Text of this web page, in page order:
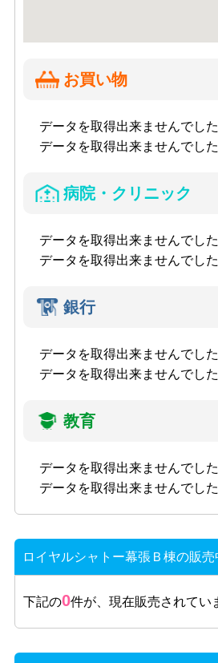
お買い物
データを取得出来ませんでした
データを取得出来ませんでした
病院・クリニック
データを取得出来ませんでした
データを取得出来ませんでした
銀行
データを取得出来ませんでした
データを取得出来ませんでした
教育
データを取得出来ませんでした
データを取得出来ませんでした
ロイヤルシャトー幕張Ｂ棟の販
下記の0件が、現在販売されてい